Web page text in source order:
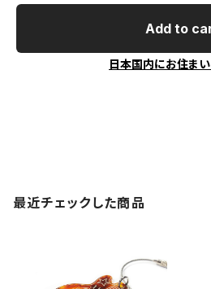
Add to
日本国内にお住ま
最近チェックした商品